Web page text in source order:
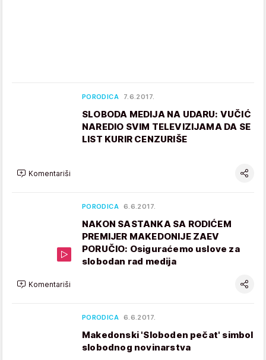
PORODICA 7.6.2017.
SLOBODA MEDIJA NA UDARU: VUČIĆ
NAREDIO SVIM TELEVIZIJAMA DA SE
LIST KURIR CENZURIŠE
Komentariši
PORODICA 6.6.2017.
NAKON SASTANKA SA RODIĆEM
PREMIJER MAKEDONIJE ZAEV
PORUČIO: Osiguraćemo uslove za
slobodan rad medija
Komentariši
PORODICA 6.6.2017.
Makedonski 'Sloboden pečat' simbol
slobodnog novinarstva